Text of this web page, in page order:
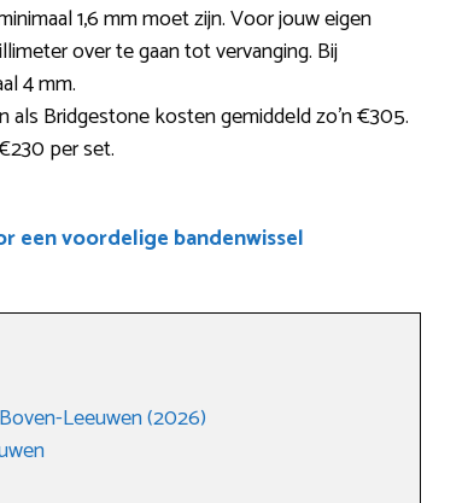
1,6 mm moet zijn. Voor jouw eigen
over te gaan tot vervanging. Bij
4 mm.
Bridgestone kosten gemiddeld zo’n €305.
per set.
een voordelige bandenwissel
Leeuwen (2026)